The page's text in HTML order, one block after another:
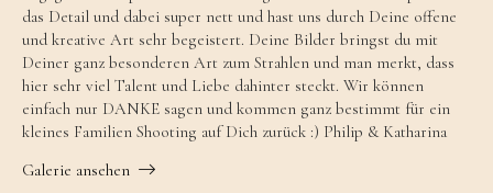
das Detail und dabei super nett und hast uns durch Deine offene
und kreative Art sehr begeistert. Deine Bilder bringst du mit
Deiner ganz besonderen Art zum Strahlen und man merkt, dass
hier sehr viel Talent und Liebe dahinter steckt. Wir können
einfach nur DANKE sagen und kommen ganz bestimmt für ein
kleines Familien Shooting auf Dich zurück :) Philip & Katharina
Galerie ansehen